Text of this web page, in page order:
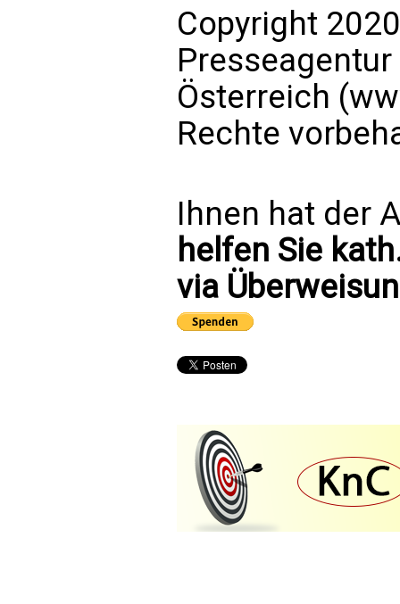
Copyright
Presseagentur
Österreich
Rechte
Ihnen hat der
helfen Sie
via